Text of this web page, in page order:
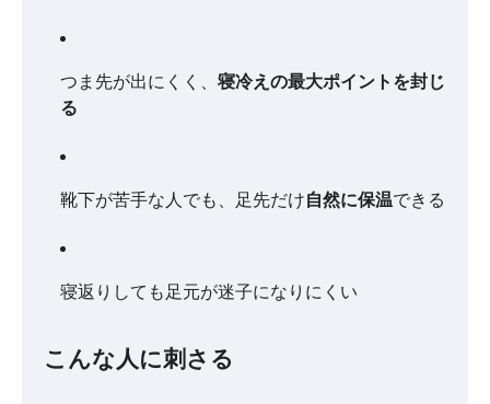
つま先が出にくく、 寝冷えの最大ポイントを封じ
る
靴下が苦手な人でも、足先だけ自然に保温できる
寝返りしても足元が迷子になりにくい
こんな人に刺さる